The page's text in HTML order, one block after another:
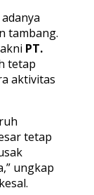
tambang.
PT.
tetap
aktivitas
tetap
ungkap